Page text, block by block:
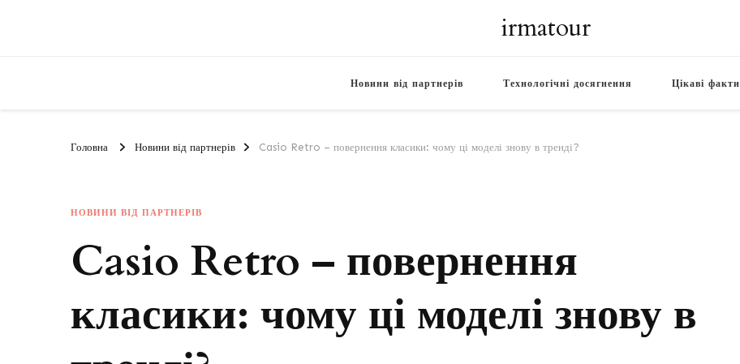
irmatour
Новини від партнерів Технологічні досягнення Цікаві факти
Головна Новини від партнерів Casio Retro – повернення класики: чому ці моделі знову в тренді?
НОВИНИ ВІД ПАРТНЕРІВ
Casio Retro – повернення
класики: чому ці моделі знову в